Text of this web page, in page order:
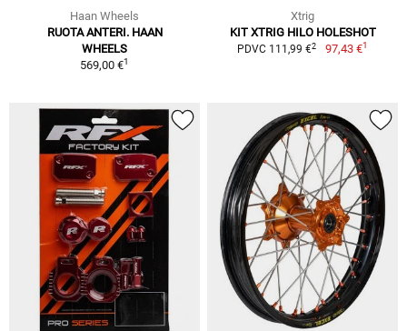
Haan Wheels
RUOTA ANTERI. HAAN
WHEELS
569,00 €1
Xtrig
KIT XTRIG HILO HOLESHOT
PDVC 111,99 €2 97,43 €1